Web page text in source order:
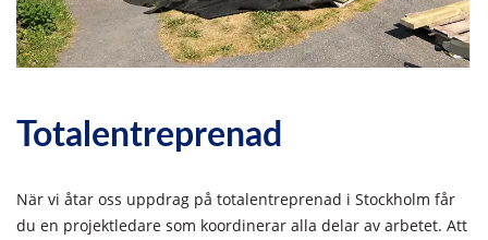
Totalentreprenad
När vi åtar oss uppdrag på totalentreprenad i Stockholm får
du en projektledare som koordinerar alla delar av arbetet. Att